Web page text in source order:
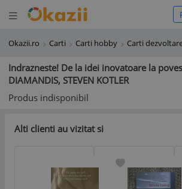
Deschide meniul
meniul
Okazii.ro Carti Carti hobby Carti
Indrazneste! De la idei inovatoare la
DIAMANDIS, STEVEN KOTLER
Produs indisponibil
Alti clienti au vizitat si